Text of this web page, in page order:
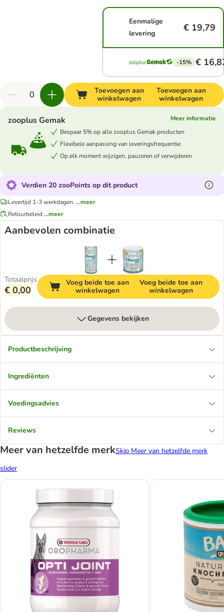
Eenmalige
levering
€ 19,79
-15% €
Toevoegen aan
winkelwagen
Toevoegen aan
winkelwagen
zooplus Gemak
Meer informatie
Bespaar 5% op alle zooplus Gemak producten
Flexibele aanpassing van leveringsfrequentie
Op elk moment wijzigen, pauzeren of verwijderen
Verdien 20 zooPoints op dit product
Levertijd 1-3 werkdagen. ...meer
Retourbeleid ...meer
Aanbevolen combinatie
Totaalprijs
€ 0,00
Voeg beide toe aan
winkelwagen
Voeg beide toe aan
winkelwagen
Gegevens bekijken
Productbeschrijving
Ingrediënten
Voedingsadvies
Reviews
Meer van hetzelfde merkSkip Meer van hetzelfde merk
slider